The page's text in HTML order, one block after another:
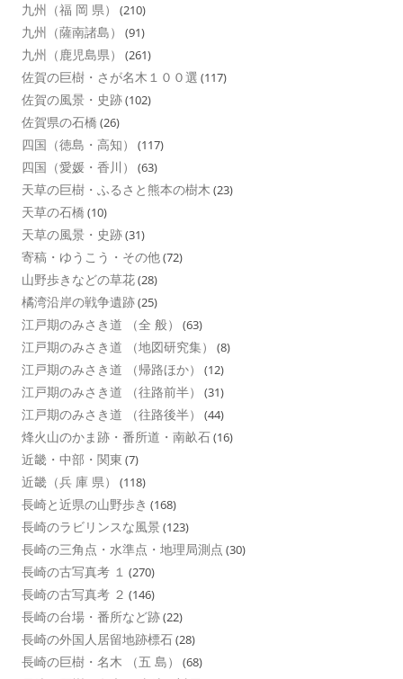
九州（福 岡 県） (210)
九州（薩南諸島） (91)
九州（鹿児島県） (261)
佐賀の巨樹・さが名木１００選 (117)
佐賀の風景・史跡(102)
佐賀県の石橋 (26)
四国（徳島・高知） (117)
四国（愛媛・香川） (63)
天草の巨樹・ふるさと熊本の樹木 (23)
天草の石橋 (10)
天草の風景・史跡(31)
寄稿・ゆうこう・その他(72)
山野歩きなどの草花(28)
橘湾沿岸の戦争遺跡(25)
江戸期のみさき道 （全 般） (63)
江戸期のみさき道 （地図研究集） (8)
江戸期のみさき道 （帰路ほか） (12)
江戸期のみさき道 （往路前半） (31)
江戸期のみさき道 （往路後半） (44)
烽火山のかま跡・番所道・南畝石(16)
近畿・中部・関東 (7)
近畿（兵 庫 県） (118)
長崎と近県の山野歩き (168)
長崎のラビリンスな風景 (123)
長崎の三角点・水準点・地理局測点 (30)
長崎の古写真考 １ (270)
長崎の古写真考 ２ (146)
長崎の台場・番所など跡(22)
長崎の外国人居留地跡標石(28)
長崎の巨樹・名木 （五 島） (68)